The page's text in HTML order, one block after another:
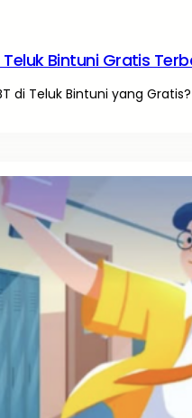
Teluk Bintuni Gratis
di Teluk Bintuni yang